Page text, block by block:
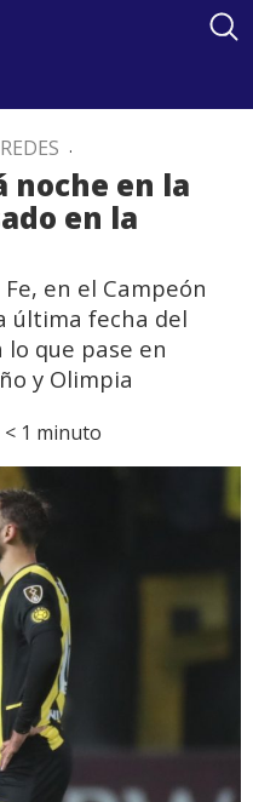
REDES .
noche en la
en la
en el Campeón
última fecha del
que pase en
y Olimpia
< 1 minuto